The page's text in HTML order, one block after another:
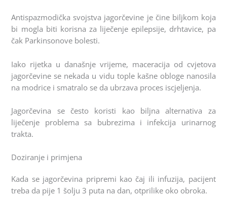
Antispazmodička svojstva jagorčevine je čine biljkom koja
bi mogla biti korisna za liječenje epilepsije, drhtavice, pa
čak Parkinsonove bolesti.
Iako rijetka u današnje vrijeme, maceracija od cvjetova
jagorčevine se nekada u vidu tople kašne obloge nanosila
na modrice i smatralo se da ubrzava proces iscjeljenja.
Jagorčevina se često koristi kao biljna alternativa za
liječenje problema sa bubrezima i infekcija urinarnog
trakta.
Doziranje i primjena
Kada se jagorčevina pripremi kao čaj ili infuzija, pacijent
treba da pije 1 šolju 3 puta na dan, otprilike oko obroka.